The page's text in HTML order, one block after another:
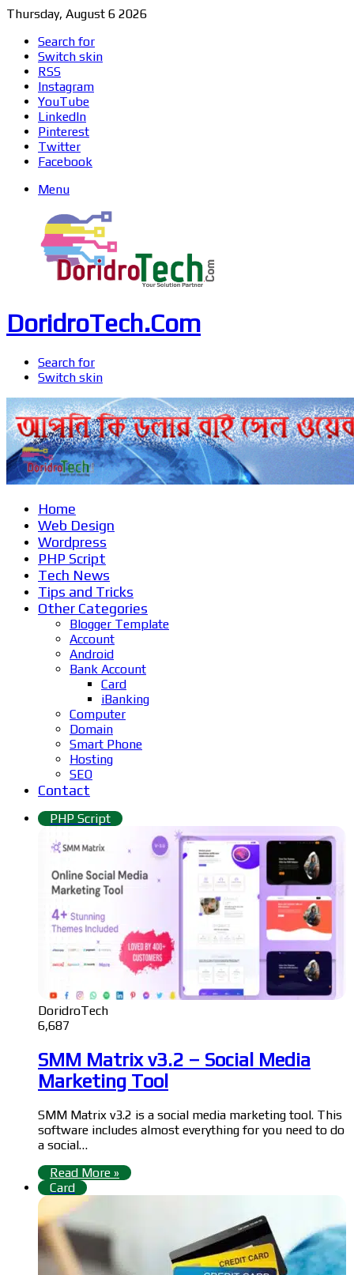
Thursday, August 6 2026
Search for
Switch skin
RSS
Instagram
YouTube
LinkedIn
Pinterest
Twitter
Facebook
Menu
DoridroTech.Com
Search for
Switch skin
Home
Web Design
Wordpress
PHP Script
Tech News
Tips and Tricks
Other Categories
Blogger Template
Account
Android
Bank Account
Card
iBanking
Computer
Domain
Smart Phone
Hosting
SEO
Contact
PHP Script
DoridroTech
6,687
SMM Matrix v3.2 – Social Media
Marketing Tool
SMM Matrix v3.2 is a social media marketing tool. This
software includes almost everything for you need to do
a social…
Read More »
Card